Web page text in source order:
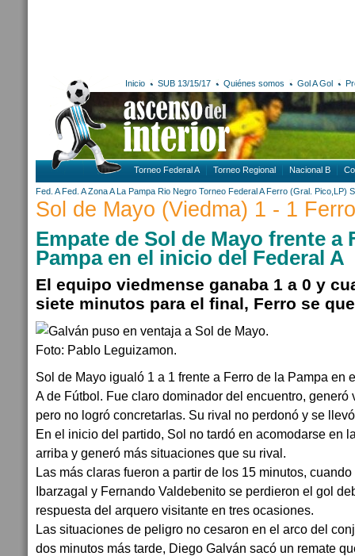
Inicio SUB 13/15/17 Quiénes somos Gol A Gol
Torneo Federal A Torneo Regional Nacional B
Fed. A Fed. A Zona A La Pampa Rio Negro Torneo Federal A Ferro (Gral. Pico,LP)
Sol de Mayo (Viedma) 1 - 1
Empate de Sol de Mayo frente a
Pampa en el inicio del Federal A
El equipo viedmense ganaba 1 a 0 y
siete minutos para el final, Ferro se
Sol de Mayo igualó 1 a 1 frente a Ferro de la Pampa en
A de Fútbol. Fue claro dominador del encuentro,
pero no logró concretarlas. Su rival no perdonó y se
En el inicio del partido, Sol no tardó en acomodarse en
arriba y generó más situaciones que su rival.
Las más claras fueron a partir de los 15 minutos,
Ibarzagal y Fernando Valdebenito se perdieron el gol
respuesta del arquero visitante en tres ocasiones.
Las situaciones de peligro no cesaron en el arco del
dos minutos más tarde, Diego Galván sacó un remate